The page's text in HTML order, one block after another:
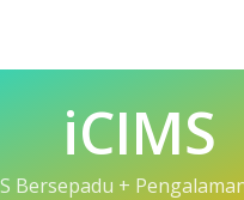
iCIMS
Bersepadu +